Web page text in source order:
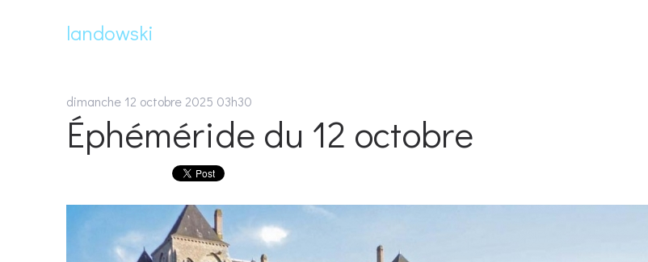
landowski
dimanche 12 octobre 2025 03h30
Éphéméride du 12 octobre